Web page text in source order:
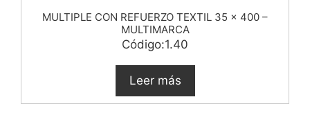
MULTIPLE CON REFUERZO TEXTIL 35 x 400 –
MULTIMARCA
Código:1.40
Leer más